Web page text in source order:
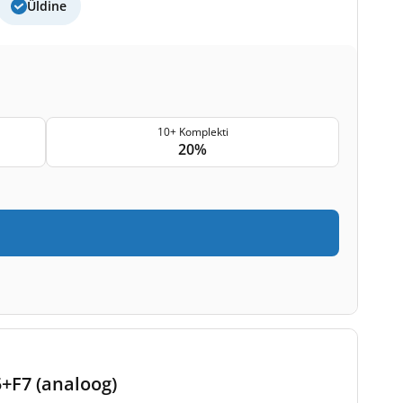
Üldine
10+ Komplekti
20%
(analoog)